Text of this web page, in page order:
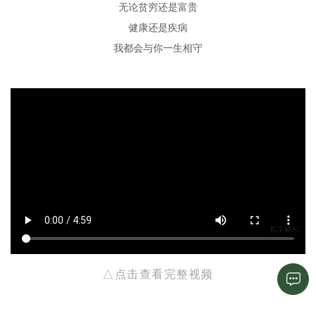
无论贫穷还是富贵
健康还是疾病
我都会与你一生相守
△点击查看完整视频